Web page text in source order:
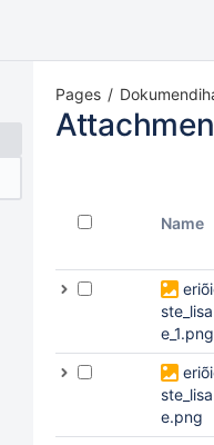
Pages
Name
e_1.png
e.png